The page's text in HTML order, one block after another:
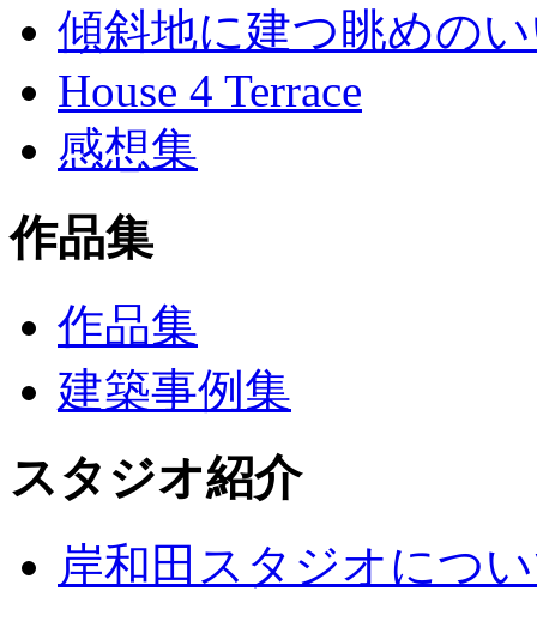
傾斜地に建つ眺めの
House 4 Terrace
感想集
作品集
作品集
建築事例集
スタジオ紹介
岸和田スタジオにつ